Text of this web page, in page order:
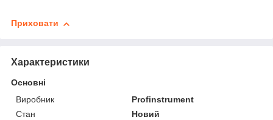
Приховати
Характеристики
Основні
Виробник
Profinstrument
Стан
Новий